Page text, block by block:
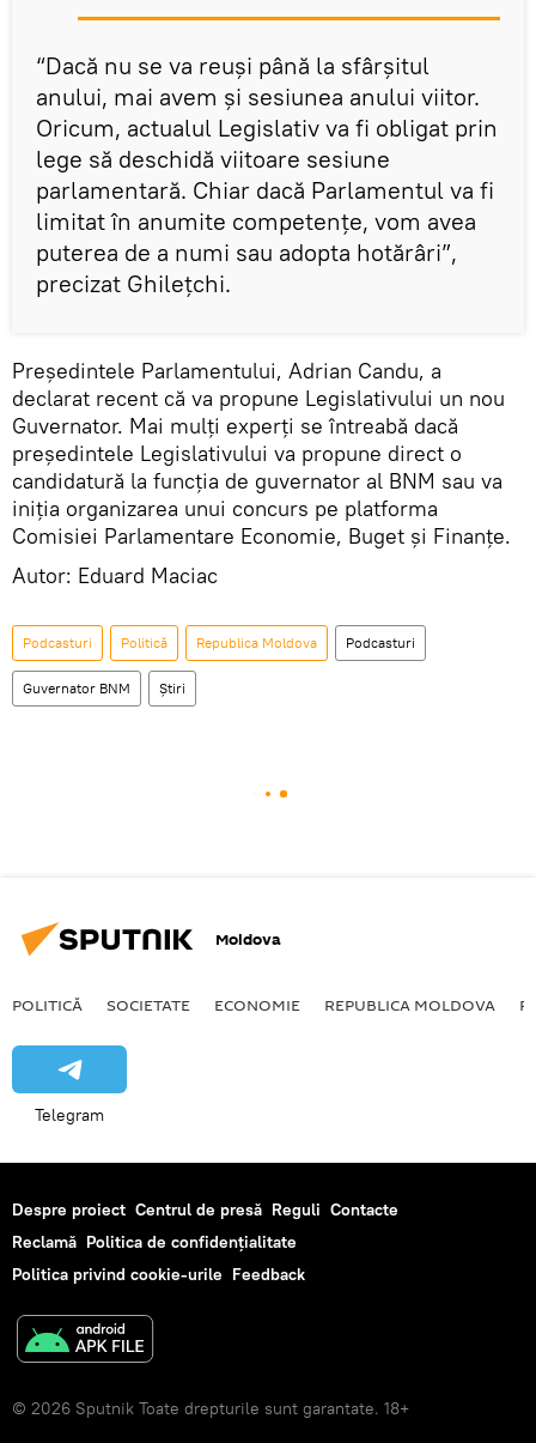
“Dacă nu se va reuși până la sfârșitul
anului, mai avem și sesiunea anului viitor.
Oricum, actualul Legislativ va fi obligat prin
lege să deschidă viitoare sesiune
parlamentară. Chiar dacă Parlamentul va fi
limitat în anumite competențe, vom avea
puterea de a numi sau adopta hotărâri”,
precizat Ghilețchi.
Președintele Parlamentului, Adrian Candu, a
declarat recent că va propune Legislativului un nou
Guvernator. Mai mulți experți se întreabă dacă
președintele Legislativului va propune direct o
candidatură la funcția de guvernator al BNM sau va
iniția organizarea unui concurs pe platforma
Comisiei Parlamentare Economie, Buget și Finanțe.
Autor: Eduard Maciac
Podcasturi Politică Republica Moldova Podcasturi
Guvernator BNM Știri
Moldova
POLITICĂ SOCIETATE ECONOMIE REPUBLICA MOLDOVA
Telegram
Despre proiect Centrul de presă Reguli Contacte
Reclamă Politica de confidențialitate
Politica privind cookie-urile Feedback
© 2026 Sputnik Toate drepturile sunt garantate. 18+